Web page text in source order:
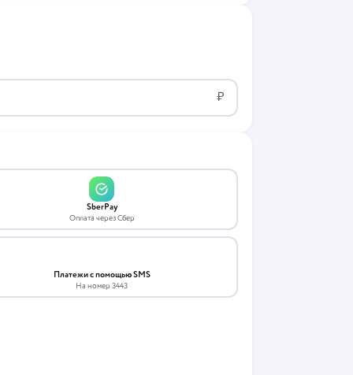
₽
SberPay
Оплата через Сбер
Платежи с помощью SMS
На номер 3443